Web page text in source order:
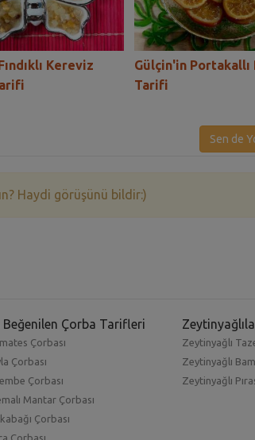
Kereviz
Gülçin'in Portakallı
Tarifi
Sen de
Haydi görüşünü bildir:)
Beğenilen Çorba Tarifleri
Çorbası
Çorbası
Çorbası
Mantar Çorbası
Çorbası
Çorbası
Zeytinyağlı
Zeytinyağlı
Zeytinyağlı